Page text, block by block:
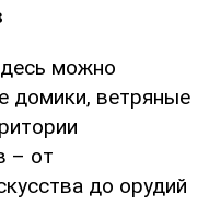
можно
домики, ветряные
– от
до орудий